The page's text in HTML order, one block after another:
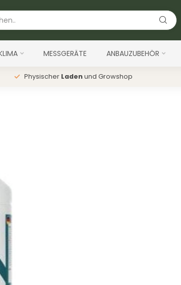
MESSGERÄTE ANBAUZUBEHÖR
Physischer Ladenund Growshop